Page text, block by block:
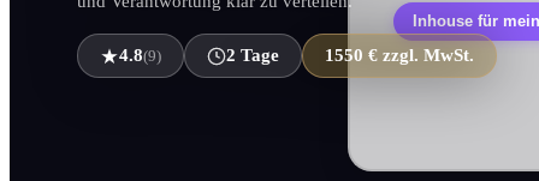
Personal und
Finanzen
4.8 2 Tage